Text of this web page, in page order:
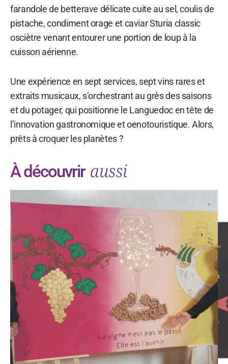
farandole de betterave délicate cuite au sel, coulis de
pistache, condiment orage et caviar Sturia classic
osciètre venant entourer une portion de loup à la
cuisson aérienne.
Une expérience en sept services, sept vins rares et
extraits musicaux, s’orchestrant au grès des saisons
et du potager, qui positionne le Languedoc en tête de
l’innovation gastronomique et oenotouristique. Alors,
prêts à croquer les planètes ?
À découvrir aussi